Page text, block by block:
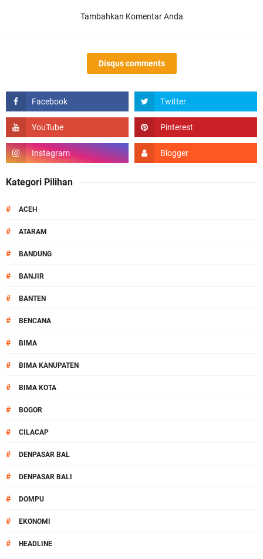
Tambahkan Komentar Anda
Disqus comments
Kategori Pilihan
# ACEH
# ATARAM
# BANDUNG
# BANJIR
# BANTEN
# BENCANA
# BIMA
# BIMA KANUPATEN
# BIMA KOTA
# BOGOR
# CILACAP
# DENPASAR BAL
# DENPASAR BALI
# DOMPU
# EKONOMI
# HEADLINE